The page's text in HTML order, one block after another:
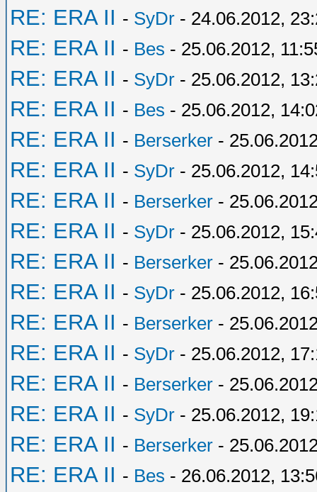
RE: ERA II - SyDr - 24.06.2012,
RE: ERA II - Bes - 25.06.2012,
RE: ERA II - SyDr - 25.06.2012,
RE: ERA II - Bes - 25.06.2012,
RE: ERA II - Berserker -
RE: ERA II - SyDr - 25.06.2012,
RE: ERA II - Berserker -
RE: ERA II - SyDr - 25.06.2012,
RE: ERA II - Berserker -
RE: ERA II - SyDr - 25.06.2012,
RE: ERA II - Berserker -
RE: ERA II - SyDr - 25.06.2012,
RE: ERA II - Berserker -
RE: ERA II - SyDr - 25.06.2012,
RE: ERA II - Berserker -
RE: ERA II - Bes - 26.06.2012,